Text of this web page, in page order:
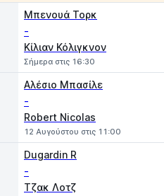
Μπενουά Τορκ
-
Κίλιαν Κόλιγκνον
Σήμερα στις 16:30
Αλέσιο Μπασίλε
-
Robert Nicolas
12 Αυγούστου στις 11:00
Dugardin R
-
Τζακ Λοτζ